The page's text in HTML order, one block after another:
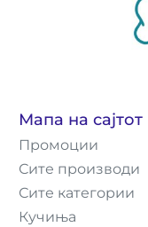
Мапа на сајтот
Промоции
Сите производи
Сите категории
Кучиња